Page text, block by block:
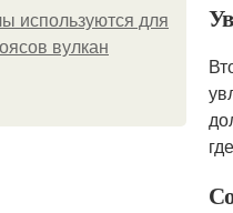
используются для
вулкан